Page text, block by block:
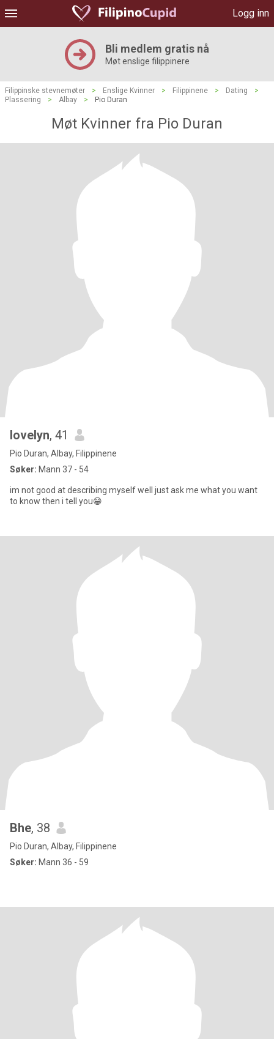
Logg inn
Bli medlem gratis nå
Møt enslige filippinere
Filippinske stevnemøter > Enslige Kvinner > Filippinene > Dating
>
Plassering
> Albay > Pio Duran
Møt Kvinner fra Pio Duran
lovelyn, 41
Pio Duran, Albay, Filippinene
Søker: Mann 37 - 54
im not good at describing myself well just ask me what you want
to know then i tell you😁
Bhe, 38
Pio Duran, Albay, Filippinene
Søker: Mann 36 - 59